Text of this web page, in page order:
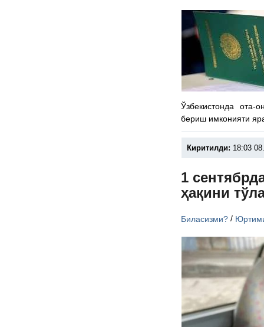
Ўзбекистонда ота-
бериш имконияти
Киритилди: 18:03
1
ҳақини
Биласизми? /